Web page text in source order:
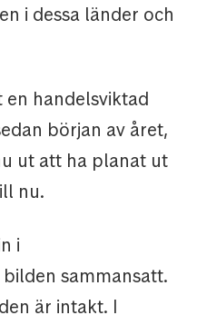
i dessa länder och
handelsviktad
början av året,
ut att ha planat ut
nu.
i
sammansatt.
är intakt. I